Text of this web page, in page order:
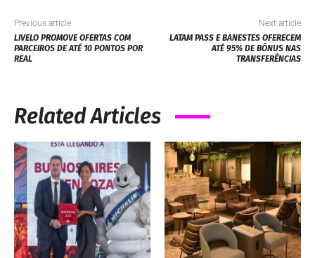
Previous article
LIVELO PROMOVE OFERTAS COM
PARCEIROS DE ATÉ 10 PONTOS POR
REAL
Next article
LATAM PASS E BANESTES OFERECEM
ATÉ 95% DE BÔNUS NAS
TRANSFERÊNCIAS
Related Articles